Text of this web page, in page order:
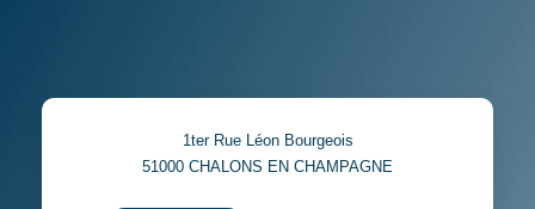
1ter Rue Léon Bourgeois
51000 CHALONS EN CHAMPAGNE